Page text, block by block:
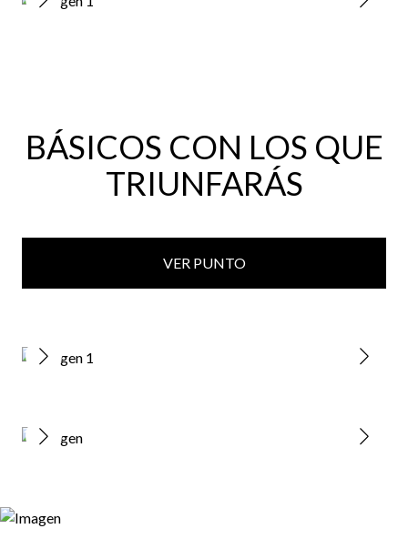
BÁSICOS CON LOS QUE
TRIUNFARÁS
VER PUNTO